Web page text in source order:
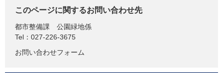
このページに関するお問い合わせ先
都市整備課
公園緑地係
Tel：027-226-3675
お問い合わせフォーム